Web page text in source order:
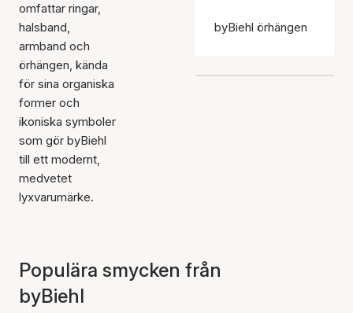
omfattar ringar,
halsband,
armband och
örhängen, kända
för sina organiska
former och
ikoniska symboler
som gör byBiehl
till ett modernt,
medvetet
lyxvarumärke.
byBiehl örhängen
Populära smycken från
byBiehl